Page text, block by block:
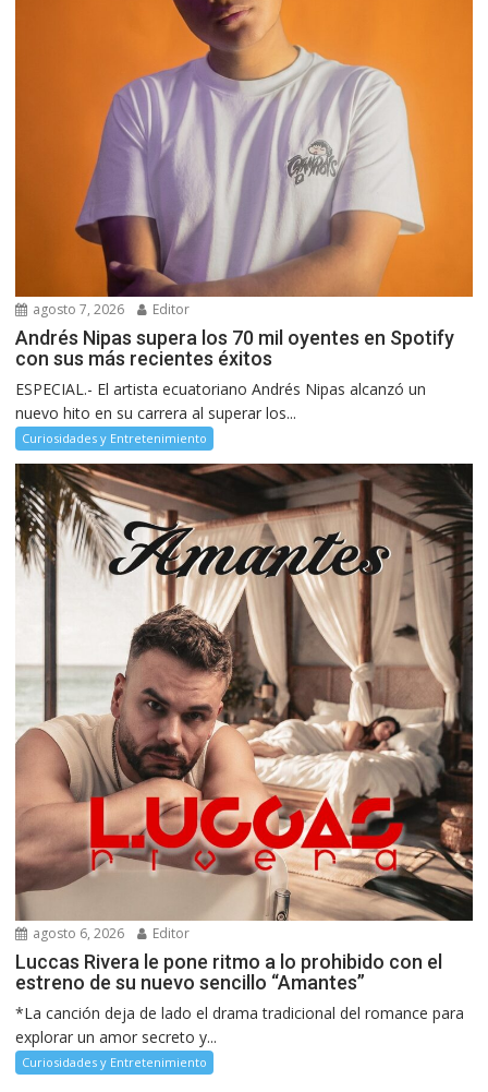
agosto 7, 2026 Editor
Andrés Nipas supera los 70 mil oyentes en Spotify
con sus más recientes éxitos
ESPECIAL.- El artista ecuatoriano Andrés Nipas alcanzó un
nuevo hito en su carrera al superar los...
Curiosidades y Entretenimiento
agosto 6, 2026 Editor
Luccas Rivera le pone ritmo a lo prohibido con el
estreno de su nuevo sencillo “Amantes”
*La canción deja de lado el drama tradicional del romance para
explorar un amor secreto y...
Curiosidades y Entretenimiento